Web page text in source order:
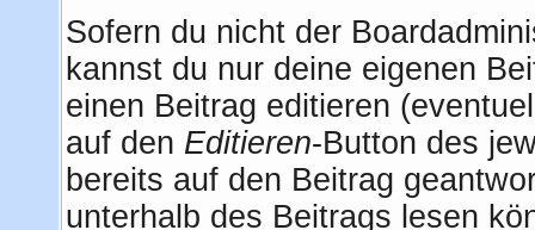
Sofern du nicht der
kannst du nur deine eigenen
einen Beitrag editieren
auf den Editieren-Button des
bereits auf den Beitrag
unterhalb des Beitrags lesen